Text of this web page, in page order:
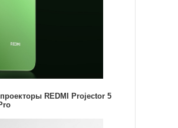
REDMI Projector 5